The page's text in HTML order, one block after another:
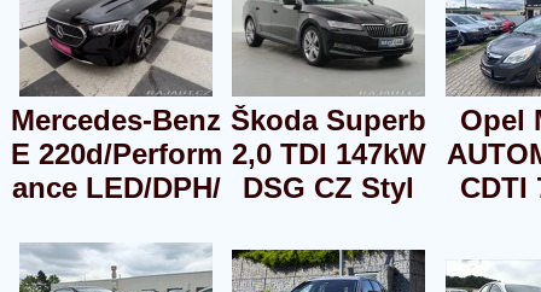
Mercedes-Benz
E 220d/Perform
ance LED/DPH/
Škoda Superb
2,0 TDI 147kW
DSG CZ Styl
Opel
CDTI